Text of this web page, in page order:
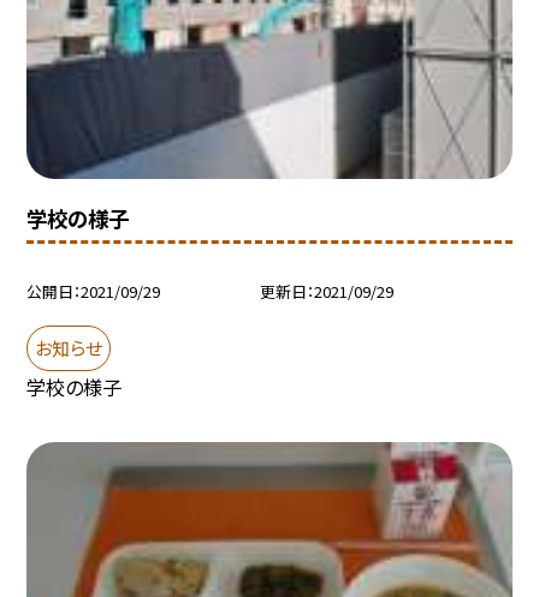
学校の様子
公開日 2021/09/29 更新日 2021/09/29
お知らせ
学校の様子